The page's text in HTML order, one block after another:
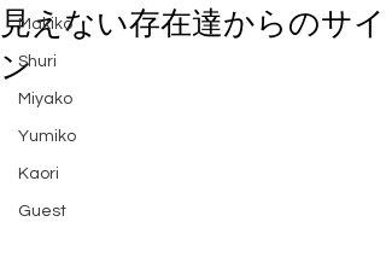
Makiko
Shuri
Miyako
Yumiko
Kaori
Guest
見えない存在達からのサイ
ン